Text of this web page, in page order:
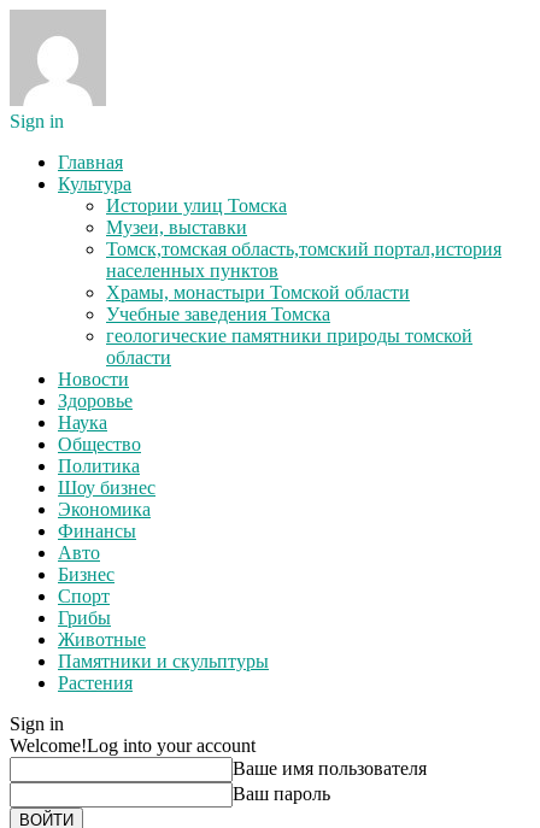
Sign in
Главная
Культура
Истории улиц Томска
Музеи, выставки
Томск,томская область,томский портал,история
населенных пунктов
Храмы, монастыри Томской области
Учебные заведения Томска
геологические памятники природы томской
области
Новости
Здоровье
Наука
Общество
Политика
Шоу бизнес
Экономика
Финансы
Авто
Бизнес
Спорт
Грибы
Животные
Памятники и скульптуры
Растения
Sign in
Welcome!Log into your account
Ваше имя пользователя
Ваш пароль